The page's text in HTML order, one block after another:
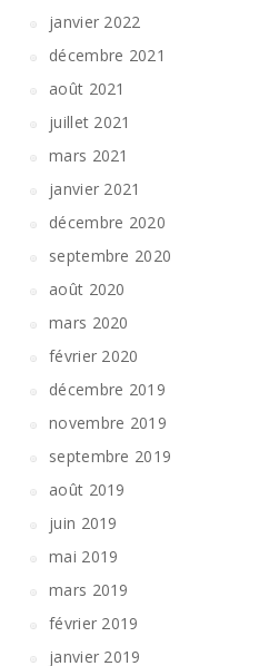
janvier 2022
décembre 2021
août 2021
juillet 2021
mars 2021
janvier 2021
décembre 2020
septembre 2020
août 2020
mars 2020
février 2020
décembre 2019
novembre 2019
septembre 2019
août 2019
juin 2019
mai 2019
mars 2019
février 2019
janvier 2019